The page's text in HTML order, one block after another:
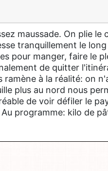
maussade. On plie le
tranquillement le
pour manger, faire le
de quitter
à la réalité: on
plus au nord nous
de voir défiler le
programme: kilo de